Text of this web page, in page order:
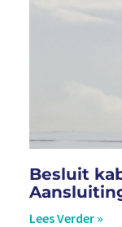
Besluit
Lees Verder »